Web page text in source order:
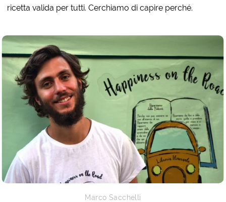
ricetta valida per tutti. Cerchiamo di capire perché.
Marco Sacchelli